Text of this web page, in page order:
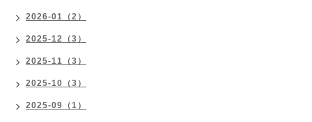
2026-01（2）
2025-12（3）
2025-11（3）
2025-10（3）
2025-09（1）